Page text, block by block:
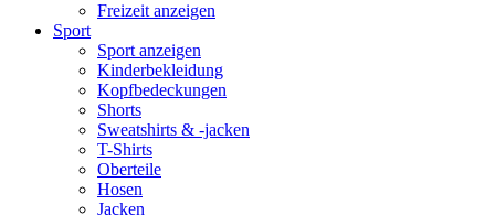
Freizeit anzeigen
Sport
Sport anzeigen
Kinderbekleidung
Kopfbedeckungen
Shorts
Sweatshirts & -jacken
T-Shirts
Oberteile
Hosen
Jacken